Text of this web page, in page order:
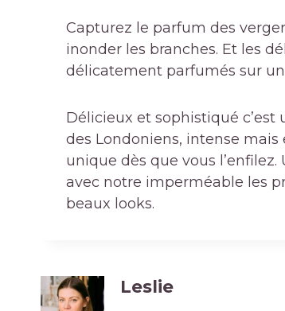
Capturez le parfum des
inonder les branches. Et les
délicatement parfumés sur
Délicieux et sophistiqué c’est
des Londoniens, intense
unique dès que vous
avec notre imperméable les
beaux looks.
Leslie